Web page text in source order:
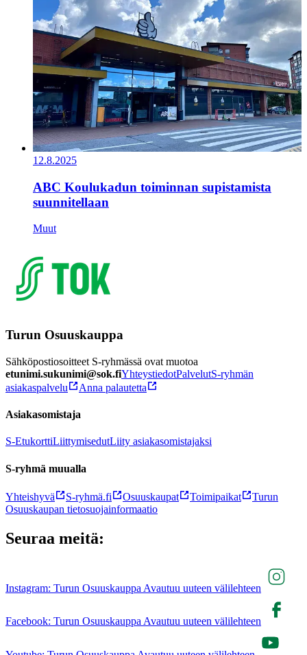
12.8.2025
ABC Koulukadun toiminnan supistamista
suunnitellaan
Muut
Turun Osuuskauppa
Sähköpostiosoitteet S-ryhmässä ovat muotoa
etunimi.sukunimi@sok.fiYhteystiedotPalvelutS-ryhmän
asiakaspalvelu
Anna palautetta
Asiakasomistaja
S-EtukorttiLiittymisedutLiity asiakasomistajaksi
S-ryhmä muualla
Yhteishyvä S-ryhmä.fi Osuuskaupat Toimipaikat
Turun
Osuuskaupan tietosuojainformaatio
Seuraa meitä:
Instagram: Turun Osuuskauppa Avautuu uuteen välilehteen
Facebook: Turun Osuuskauppa Avautuu uuteen välilehteen